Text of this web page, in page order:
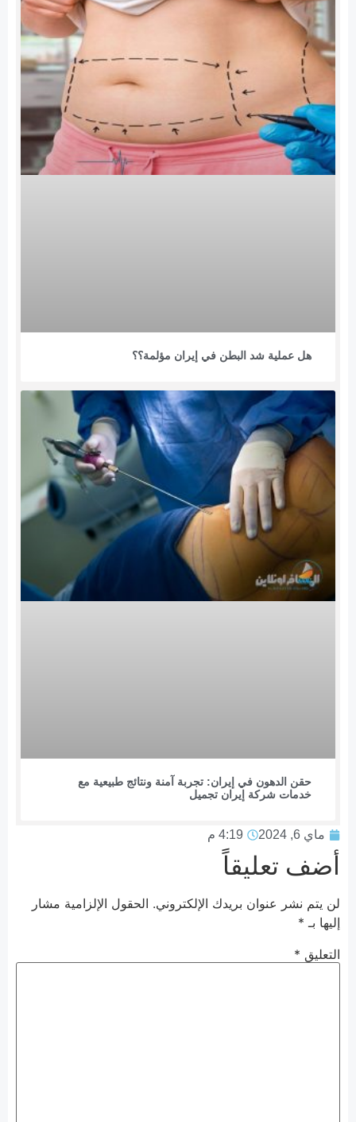
هل عملية شد البطن في إيران مؤلمة؟؟
حقن الدهون في إيران: تجربة آمنة ونتائج طبيعية مع
خدمات شركة إيران تجمیل
ماي 6, 2024 4:19 م
أضف تعليقاً
لن يتم نشر عنوان بريدك الإلكتروني. الحقول الإلزامية مشار
إليها بـ *
التعليق*